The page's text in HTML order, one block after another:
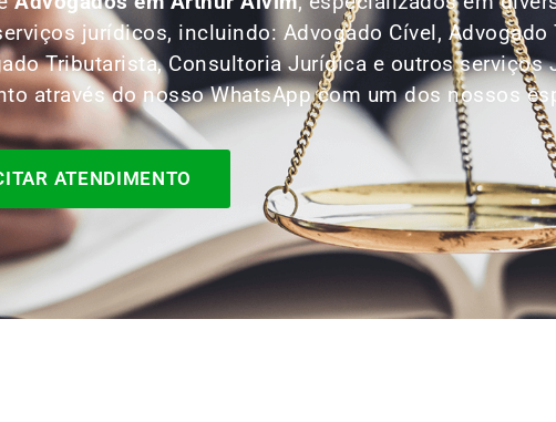
jurídicos, incluindo: Advogado Cível, Advogado
Tributarista, Consultoria Jurídica e outros serviços
através do nosso WhatsApp com um dos nossos
ATENDIMENTO